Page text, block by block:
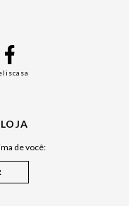
de você: